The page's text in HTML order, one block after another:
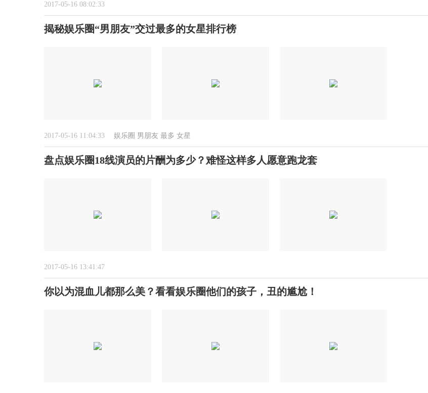
2017-05-16 08:02:33
揭秘娱乐圈“男朋友”交过最多的女星排行榜
2017-05-16 11:04:33 娱乐圈 男朋友 最多 女星
盘点娱乐圈18线演员的片酬为多少？难怪这样多人愿意跑龙套
2017-05-16 13:41:47
你以为混血儿都那么美？看看娱乐圈他们的孩子，丑的尴尬！